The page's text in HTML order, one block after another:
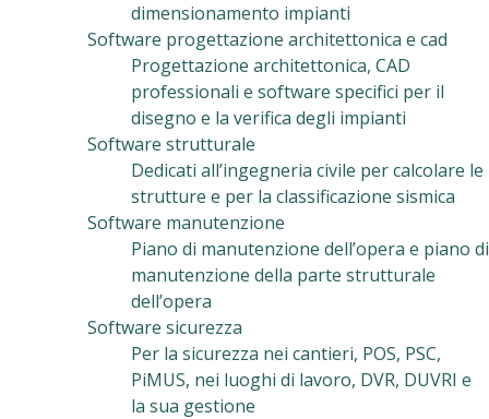
dimensionamento impianti
Software progettazione architettonica e cad
Progettazione architettonica, CAD
professionali e software specifici per il
disegno e la verifica degli impianti
Software strutturale
Dedicati all’ingegneria civile per calcolare le
strutture e per la classificazione sismica
Software manutenzione
Piano di manutenzione dell’opera e piano di
manutenzione della parte strutturale
dell’opera
Software sicurezza
Per la sicurezza nei cantieri, POS, PSC,
PiMUS, nei luoghi di lavoro, DVR, DUVRI e
la sua gestione